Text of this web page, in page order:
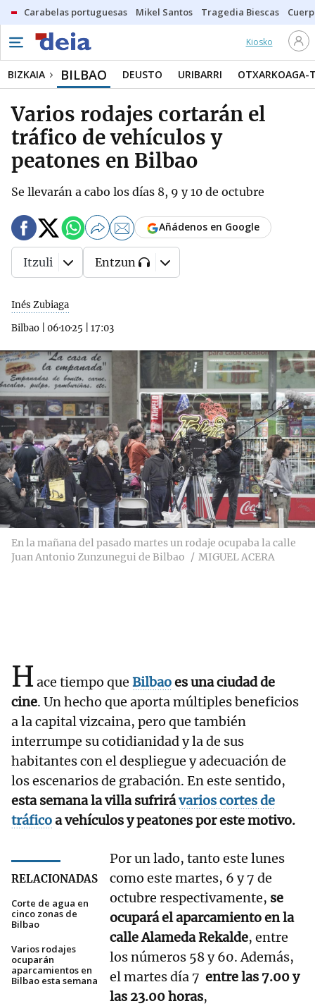
Carabelas portuguesas Mikel Santos Tragedia Biescas
Kiosko
BIZKAIA BILBAO DEUSTO URIBARRI OTXARKOAGA-
Varios rodajes cortarán el
tráfico de vehículos y
peatones en Bilbao
Se llevarán a cabo los días 8, 9 y 10 de octubre
Inés Zubiaga
Bilbao
06·10·25 17:03
Añádenos en Google
Itzuli Entzun
En la mañana del pasado martes un rodaje ocupaba la calle
Juan Antonio Zunzunegui de Bilbao
MIGUEL ACERA
H ace tiempo que Bilbaoes una ciudad de
cine. Un hecho que aporta múltiples beneficios
a la capital vizcaina, pero que también
interrumpe su cotidianidad y la de sus
habitantes con el despliegue y adecuación de
los escenarios de grabación. En este sentido,
esta semana la villa sufrirávarios cortes de
tráficoa vehículos y peatones por este motivo.
RELACIONADAS
Corte de agua en
cinco zonas de
Bilbao
Varios rodajes
ocuparán
aparcamientos en
Bilbao esta semana
Por un lado, tanto este lunes
como este martes, 6 y 7 de
octubre respectivamente, se
ocupará el aparcamiento en la
calle Alameda Rekalde, entre
los números 58 y 60. Además,
el martes día 7 entre las 7.00 y
las 23.00 horas,